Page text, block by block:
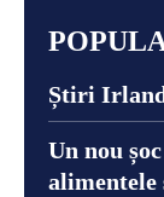
Știri
Un nou
alimentele